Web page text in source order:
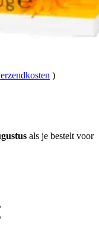
)
als je bestelt voor